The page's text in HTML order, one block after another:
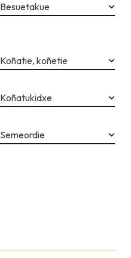
Besuetakue
Koñatie, koñetie
Koñatukidxe
Semeordie